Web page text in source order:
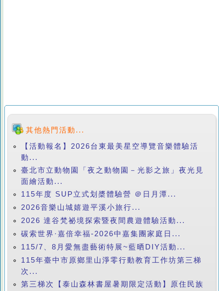
其他熱門活動...
【活動報名】2026台東最美星空導覽音樂體驗活
動...
臺北市立動物園「夜之動物園－光影之旅」夜光見
面繪活動...
115年度 SUP立式划槳體驗營 ＠日月潭...
2026音樂山城嬉遊平溪小旅行...
2026 達谷梵祕境探索暨夜間農遊體驗活動...
碳索世界·嘉倍幸福-2026中嘉集團家庭日...
115/7、8月愛無盡藝術特展~藍晒DIY活動...
115年臺中市原鄉里山淨零行動教育工作坊第三梯
次...
第三梯次【泰山森林書屋暑期限定活動】原住民族